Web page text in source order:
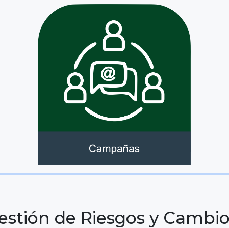
de Riesgos y